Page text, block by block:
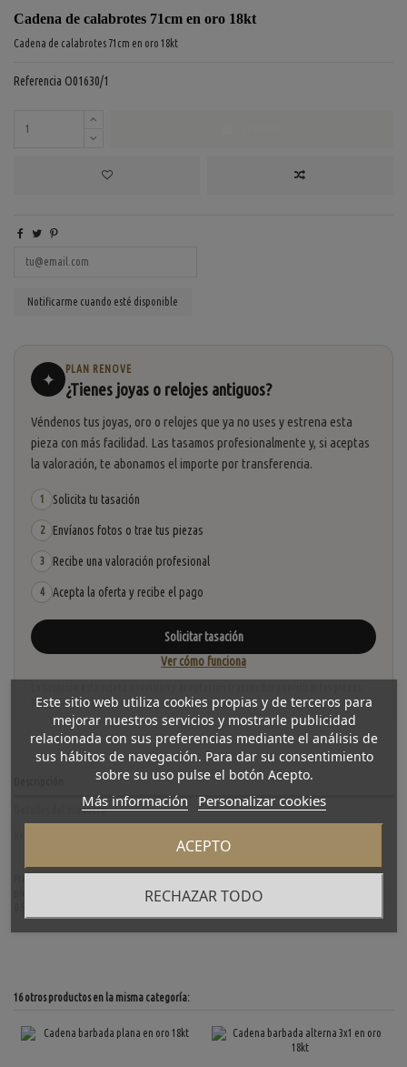
Cadena de calabrotes 71cm en oro 18kt
Cadena de calabrotes 71cm en oro 18kt
Referencia O01630/1
✦
PLAN RENOVE
¿Tienes joyas o relojes antiguos?
Véndenos tus joyas, oro o relojes que ya no uses y estrena esta
pieza con más facilidad. Las tasamos profesionalmente y, si aceptas
la valoración, te abonamos el importe por transferencia.
1 Solicita tu tasación
2 Envíanos fotos o trae tus piezas
3 Recibe una valoración profesional
4 Acepta la oferta y recibe el pago
Solicitar tasación
Ver cómo funciona
No se descuenta automáticamente del carrito.
Detalles del producto
pieza clásica e ideal para los amantes de este estilo de cadenas. Longitud: 71cm. Grosor:
16 otros productos en la misma categoría:
Este sitio web utiliza cookies propias y de terceros para
mejorar nuestros servicios y mostrarle publicidad
relacionada con sus preferencias mediante el análisis de
sus hábitos de navegación. Para dar su consentimiento
sobre su uso pulse el botón Acepto.
Más información Personalizar cookies
RECHAZAR TODO
ACEPTO